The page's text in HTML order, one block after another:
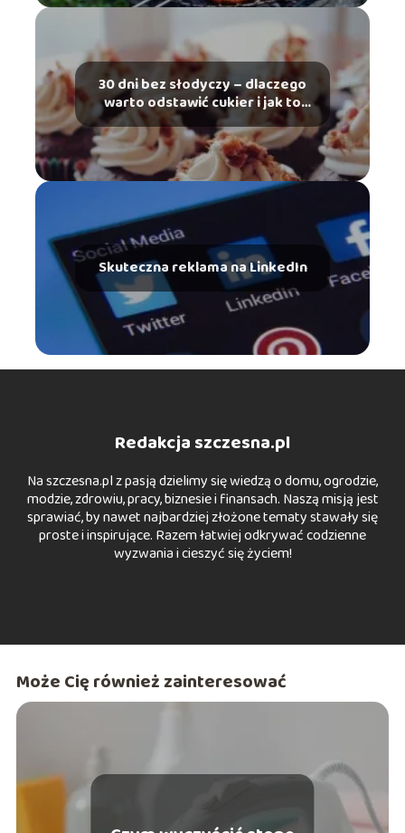
30 dni bez słodyczy – dlaczego
warto odstawić cukier i jak to
zrobić?
Skuteczna reklama na LinkedIn
Redakcja szczesna.pl
Na szczesna.pl z pasją dzielimy się wiedzą o domu, ogrodzie,
modzie, zdrowiu, pracy, biznesie i finansach. Naszą misją jest
sprawiać, by nawet najbardziej złożone tematy stawały się
proste i inspirujące. Razem łatwiej odkrywać codzienne
wyzwania i cieszyć się życiem!
Może Cię również zainteresować